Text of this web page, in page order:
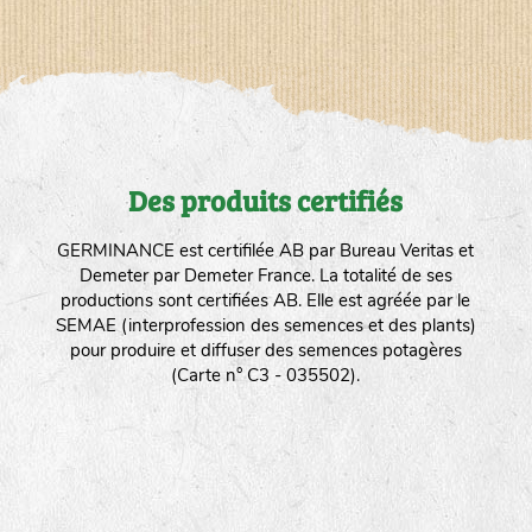
Des produits certifiés
GERMINANCE est certifilée AB par Bureau Veritas et
Demeter par Demeter France. La totalité de ses
productions sont certifiées AB. Elle est agréée par le
SEMAE (interprofession des semences et des plants)
pour produire et diffuser des semences potagères
(Carte n° C3 - 035502).